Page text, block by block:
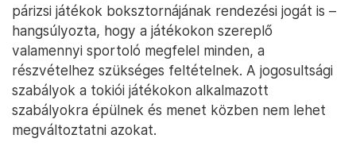
párizsi játékok boksztornájának rendezési jogát is –
hangsúlyozta, hogy a játékokon szereplő
valamennyi sportoló megfelel minden, a
részvételhez szükséges feltételnek. A jogosultsági
szabályok a tokiói játékokon alkalmazott
szabályokra épülnek és menet közben nem lehet
megváltoztatni azokat.